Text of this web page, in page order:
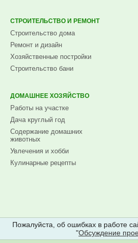
СТРОИТЕЛЬСТВО И РЕМОНТ
Строительство дома
Ремонт и дизайн
Хозяйственные постройки
Строительство бани
ДОМАШНЕЕ ХОЗЯЙСТВО
Работы на участке
Дача круглый год
Содержание домашних
животных
Увлечения и хобби
Кулинарные рецепты
Пожалуйста, об ошибках в работе
"Обсуждение